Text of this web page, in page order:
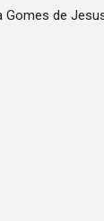
Gomes de